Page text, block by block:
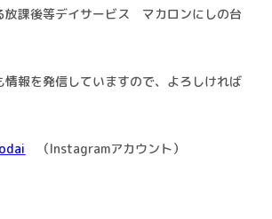
放課後等デイサービス マカロンにしの台
情報を発信していますので、よろしければ
（Instagramアカウント）